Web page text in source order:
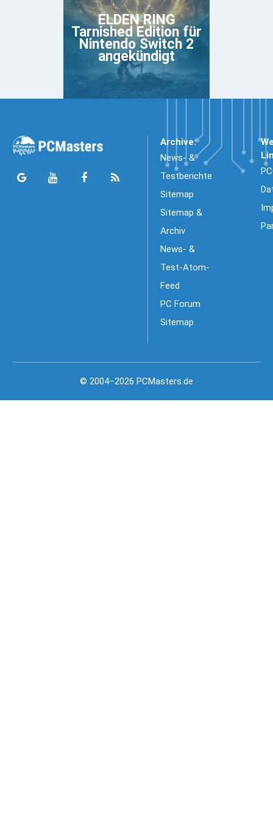
ELDEN RING
Tarnished Edition für
Nintendo Switch 2
angekündigt
Archive:
News- &
Testberichte
Sitemap
Sitemap &
Archiv
News- &
Test-Atom-
Feed
PC Forum
Sitemap
© 2004–2026 PCMasters.de